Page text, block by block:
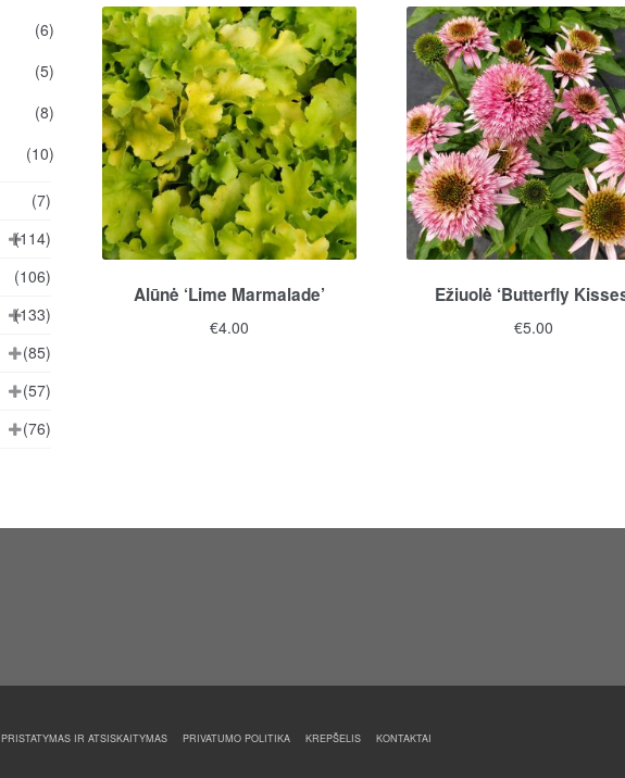
Alūnė ‘Lime Marmalade’
€4.00
Ežiuolė ‘Butterfly
€5.00
(6)
(5)
(8)
(10)
(7)
(114)
(106)
(133)
(85)
(57)
(76)
PRISTATYMAS IR ATSISKAITYMAS PRIVATUMO POLITIKA KREPŠELIS KONTAKTAI